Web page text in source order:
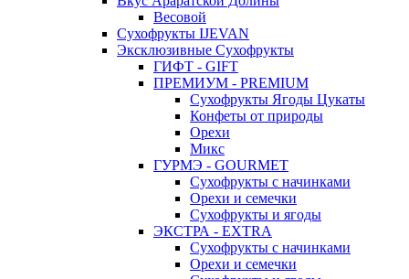
Весовой
Сухофрукты IJEVAN
Эксклюзивные Сухофрукты
ГИФТ - GIFT
ПРЕМИУМ - PREMIUM
Сухофрукты Ягоды Цукаты
Конфеты от природы
Орехи
Микс
ГУРМЭ - GOURMET
Сухофрукты с начинками
Орехи и семечки
Сухофрукты и ягоды
ЭКСТРА - EXTRA
Сухофрукты с начинками
Орехи и семечки